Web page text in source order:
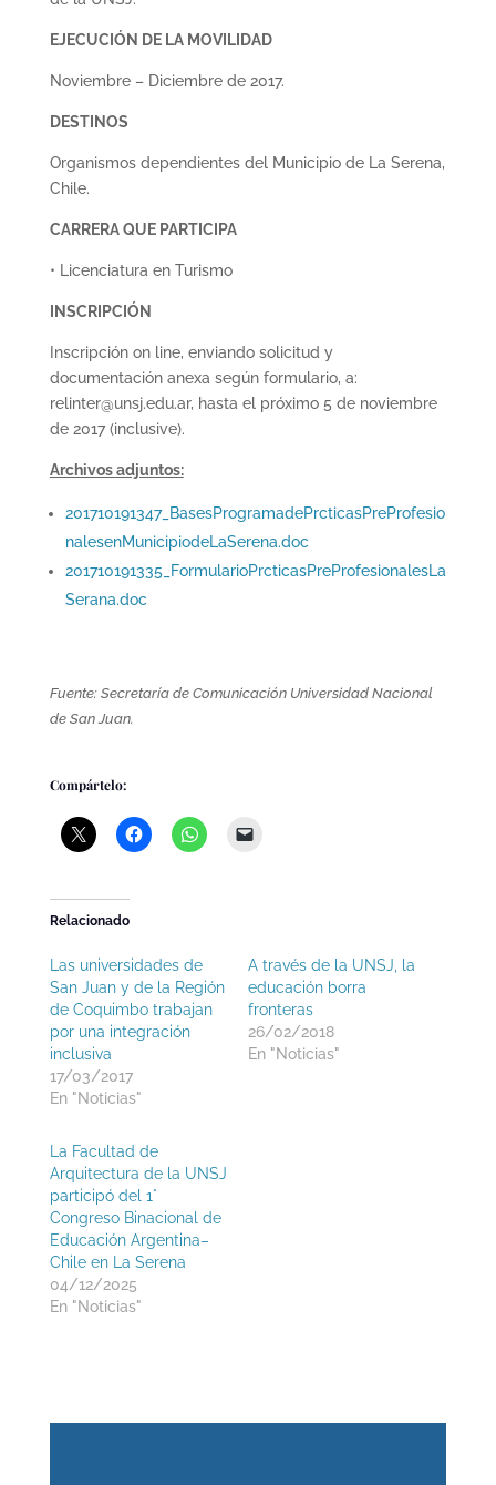
EJECUCIÓN DE LA MOVILIDAD
Noviembre – Diciembre de 2017.
DESTINOS
Organismos dependientes del Municipio de La Serena,
Chile.
CARRERA QUE PARTICIPA
• Licenciatura en Turismo
INSCRIPCIÓN
Inscripción on line, enviando solicitud y
documentación anexa según formulario, a:
relinter@unsj.edu.ar, hasta el próximo 5 de noviembre
de 2017 (inclusive).
Archivos adjuntos:
201710191347_BasesProgramadePrcticasPreProfesio
nalesenMunicipiodeLaSerena.doc
201710191335_FormularioPrcticasPreProfesionalesLa
Serana.doc
Fuente: Secretaría de Comunicación Universidad Nacional
de San Juan.
Compártelo:
Relacionado
Las universidades de
San Juan y de la Región
de Coquimbo trabajan
por una integración
inclusiva
17/03/2017
En "Noticias"
A través de la UNSJ, la
educación borra
fronteras
26/02/2018
En "Noticias"
La Facultad de
Arquitectura de la UNSJ
participó del 1°
Congreso Binacional de
Educación Argentina–
Chile en La Serena
04/12/2025
En "Noticias"